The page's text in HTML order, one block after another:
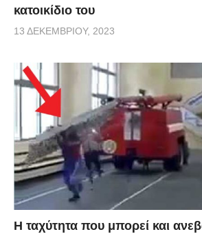
κατοικίδιο του
13 ΔΕΚΕΜΒΡΊΟΥ, 2023
Η ταχύτητα που μπορεί και